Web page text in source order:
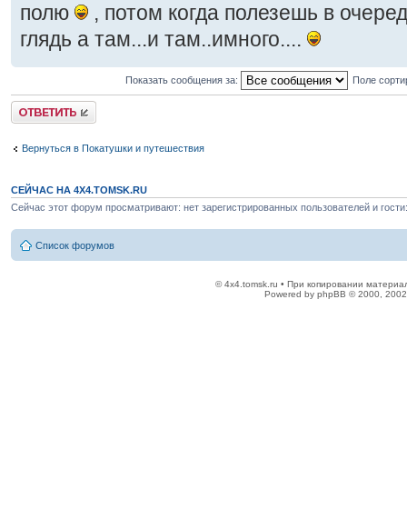
полю
, потом когда полезешь в
глядь а там...и там..имного....
Показать сообщения за: Поле
Ответить
Вернуться в Покатушки и путешествия
СЕЙЧАС НА 4X4.TOMSK.RU
Сейчас этот форум просматривают: нет зарегистрированных пользователей и
Список форумов
© 4x4.tomsk.ru • При копировании
Powered by phpBB © 2000,